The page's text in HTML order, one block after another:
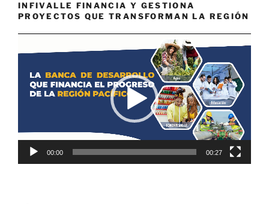
INFIVALLE FINANCIA Y GESTIONA
PROYECTOS QUE TRANSFORMAN LA REGIÓN
de
00:00 00:27